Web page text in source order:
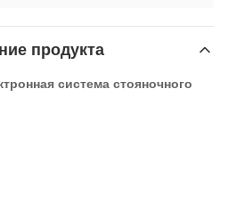
продукта
система стояночного